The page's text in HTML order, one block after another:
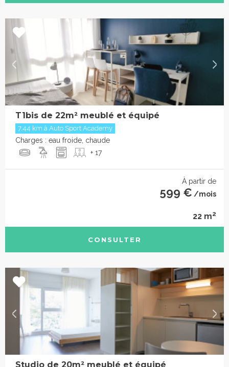
T1bis de 22m² meublé et équipé
7.44 km à Auto Sport Academy
Charges : eau froide, chaude
+ 17
À partir de
599 € /mois
22 m2
CONSULTER
Studio de 20m² meublé et équipé